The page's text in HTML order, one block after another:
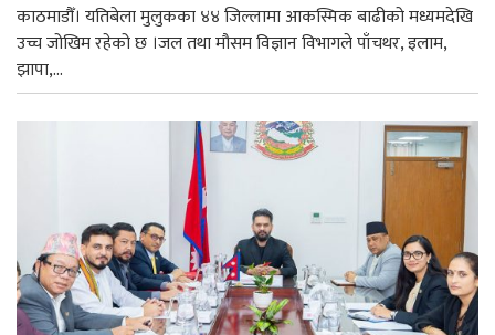
काठमाडौँ। यतिबेला मुलुकका ४४ जिल्लामा आकस्मिक बाढीको मध्यमदेखि
उच्च जोखिम रहेको छ ।जल तथा मौसम विज्ञान विभागले पाँचथर, इलाम,
झापा,...